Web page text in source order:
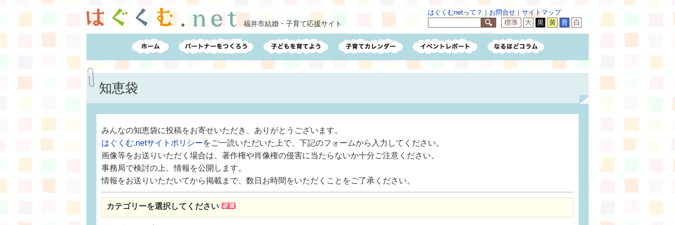
福井市結婚・子育て応援サイト
はぐくむnetって？ ｜ お問合せ ｜ サイトマップ
知恵袋
みんなの知恵袋に投稿をお寄せいただき、ありがとうございます。
はぐくむ.netサイトポリシーをご一読いただいた上で、下記のフォームから入力してください。
画像等をお送りいただく場合は、著作権や肖像権の侵害に当たらないか十分ご注意ください。
事務局で検討の上、情報を公開します。
情報をお送りいただいてから掲載まで、数日お時間をいただくことをご了承ください。
カテゴリーを選択してください